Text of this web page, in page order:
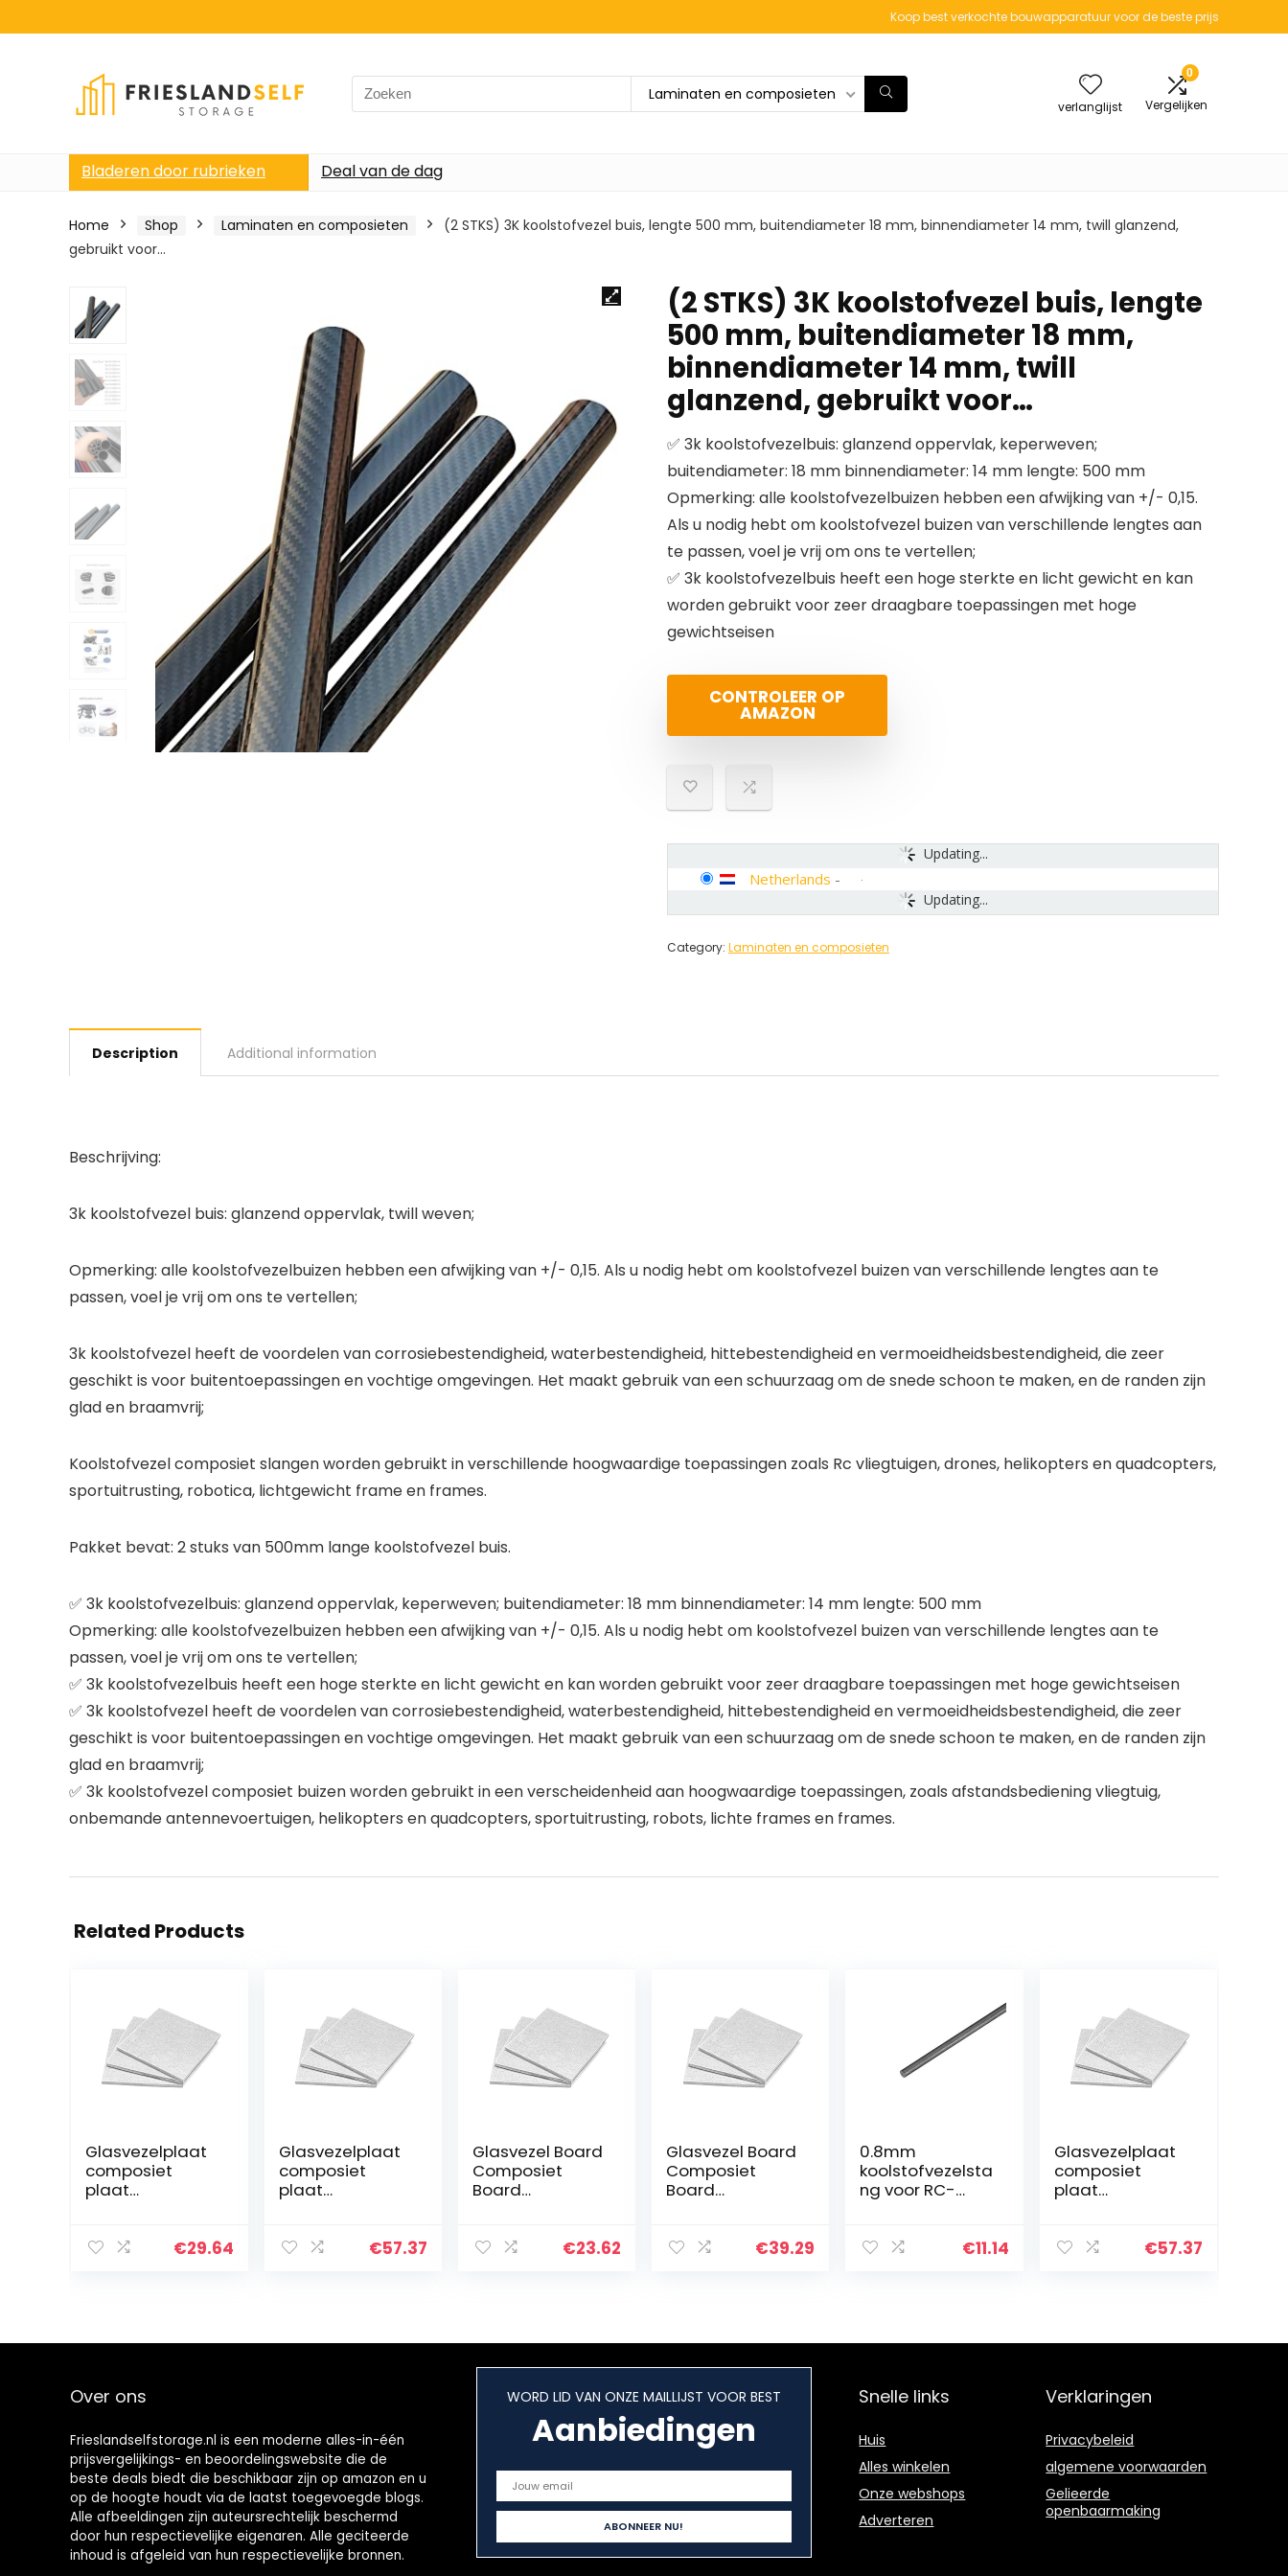
Koop best verkochte bouwapparatuur voor de beste prijs
Search
for:
Laminaten en composieten
verlanglijst
0
Vergelijken
Bladeren door rubrieken Deal van de dag
Home Shop Laminaten en composieten
(2 STKS) 3K koolstofvezel buis, lengte 500 mm, buitendiameter 18 mm, binnendiameter 14 mm, twill glanzend,
gebruikt voor…
(2 STKS) 3K koolstofvezel buis, lengte
500 mm, buitendiameter 18 mm,
binnendiameter 14 mm, twill
glanzend, gebruikt voor…
✅ 3k koolstofvezelbuis: glanzend oppervlak, keperweven;
buitendiameter: 18 mm binnendiameter: 14 mm lengte: 500 mm
Opmerking: alle koolstofvezelbuizen hebben een afwijking van +/- 0,15.
Als u nodig hebt om koolstofvezel buizen van verschillende lengtes aan
te passen, voel je vrij om ons te vertellen;
✅ 3k koolstofvezelbuis heeft een hoge sterkte en licht gewicht en kan
worden gebruikt voor zeer draagbare toepassingen met hoge
gewichtseisen
CONTROLEER OP
AMAZON
Updating...
Updating...
Netherlands -
Category: Laminaten en composieten
Description Additional information
Beschrijving:
3k koolstofvezel buis: glanzend oppervlak, twill weven;
Opmerking: alle koolstofvezelbuizen hebben een afwijking van +/- 0,15. Als u nodig hebt om koolstofvezel buizen van verschillende lengtes aan te
passen, voel je vrij om ons te vertellen;
3k koolstofvezel heeft de voordelen van corrosiebestendigheid, waterbestendigheid, hittebestendigheid en vermoeidheidsbestendigheid, die zeer
geschikt is voor buitentoepassingen en vochtige omgevingen. Het maakt gebruik van een schuurzaag om de snede schoon te maken, en de randen zijn
glad en braamvrij;
Koolstofvezel composiet slangen worden gebruikt in verschillende hoogwaardige toepassingen zoals Rc vliegtuigen, drones, helikopters en quadcopters,
sportuitrusting, robotica, lichtgewicht frame en frames.
Pakket bevat: 2 stuks van 500mm lange koolstofvezel buis.
✅ 3k koolstofvezelbuis: glanzend oppervlak, keperweven; buitendiameter: 18 mm binnendiameter: 14 mm lengte: 500 mm
Opmerking: alle koolstofvezelbuizen hebben een afwijking van +/- 0,15. Als u nodig hebt om koolstofvezel buizen van verschillende lengtes aan te
passen, voel je vrij om ons te vertellen;
✅ 3k koolstofvezelbuis heeft een hoge sterkte en licht gewicht en kan worden gebruikt voor zeer draagbare toepassingen met hoge gewichtseisen
✅ 3k koolstofvezel heeft de voordelen van corrosiebestendigheid, waterbestendigheid, hittebestendigheid en vermoeidheidsbestendigheid, die zeer
geschikt is voor buitentoepassingen en vochtige omgevingen. Het maakt gebruik van een schuurzaag om de snede schoon te maken, en de randen zijn
glad en braamvrij;
✅ 3k koolstofvezel composiet buizen worden gebruikt in een verscheidenheid aan hoogwaardige toepassingen, zoals afstandsbediening vliegtuig,
onbemande antennevoertuigen, helikopters en quadcopters, sportuitrusting, robots, lichte frames en frames.
Related Products
Glasvezelplaat
composiet
plaat
gebruikt in
€29.64
Glasvezelplaat
composiet
plaat
gebruikt in
€57.37
Glasvezel Board
Composiet
Board
Gebruikt in
€23.62
Glasvezel Board
Composiet
Board
Gebruikt in
€39.29
0.8mm
koolstofvezelsta
ng voor RC-
stks,length400m
€11.14
Glasvezelplaat
composiet
plaat
gebruikt in
€57.37
Over ons
Frieslandselfstorage.nl is een moderne alles-in-één
prijsvergelijkings- en beoordelingswebsite die de
beste deals biedt die beschikbaar zijn op amazon en u
op de hoogte houdt via de laatst toegevoegde blogs.
Alle afbeeldingen zijn auteursrechtelijk beschermd
door hun respectievelijke eigenaren. Alle geciteerde
inhoud is afgeleid van hun respectievelijke bronnen.
WORD LID VAN ONZE MAILLIJST VOOR BEST
Aanbiedingen
Snelle links
Huis
Alles winkelen
Onze webshops
Adverteren
Verklaringen
Privacybeleid
algemene voorwaarden
Gelieerde
openbaarmaking